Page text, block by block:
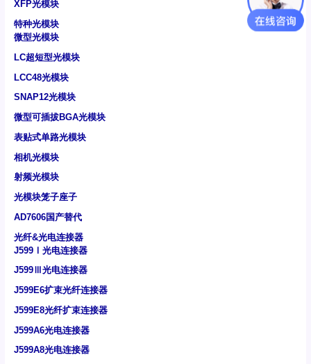
XFP光模块
特种光模块
微型光模块
LC超短型光模块
LCC48光模块
SNAP12光模块
微型可插拔BGA光模块
表贴式单路光模块
相机光模块
射频光模块
光模块笼子座子
AD7606国产替代
光纤&光电连接器
J599Ⅰ光电连接器
J599Ⅲ光电连接器
J599E6扩束光纤连接器
J599E8光纤扩束连接器
J599A6光电连接器
J599A8光电连接器